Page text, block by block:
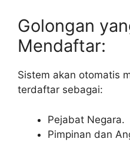
Golongan
Mendaftar:
Sistem akan otomatis
terdaftar sebagai:
Pejabat Negara.
Pimpinan dan